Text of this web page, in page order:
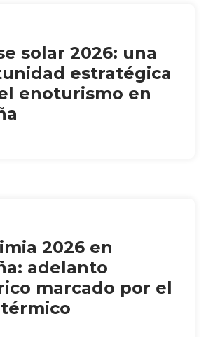
solar 2026: una
estratégica
enoturismo en
2026 en
adelanto
marcado por el